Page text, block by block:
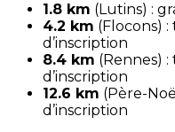
1.8 km (Lutins) :
4.2 km (Flocons)
d’inscription
8.4 km (Rennes)
d’inscription
12.6 km (Père-
d’inscription